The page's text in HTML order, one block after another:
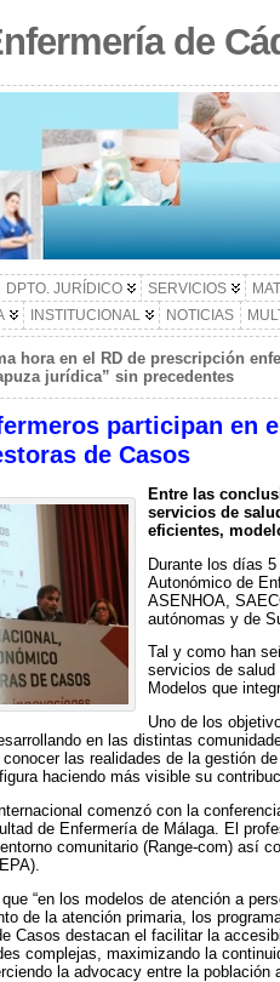
de
DPTO. JURÍDICO SERVICIOS
INSTITUCIONAL NOTICIAS
hora en el RD de prescripción
jurídica” sin precedentes
participan en
de Casos
Entre las
servicios de
eficientes,
Durante los días
Autonómico de
ASENHOA,
autónomas y de
Tal y como han
servicios de salud
Modelos que
Uno de los
en las distintas
las realidades de la gestión
haciendo más visible su
comenzó con la
de Enfermería de Málaga. El
comunitario (Range-com) así
“en los modelos de atención a
de la atención primaria, los
Casos destacan el facilitar la
complejas, maximizando la
la advocacy entre la población